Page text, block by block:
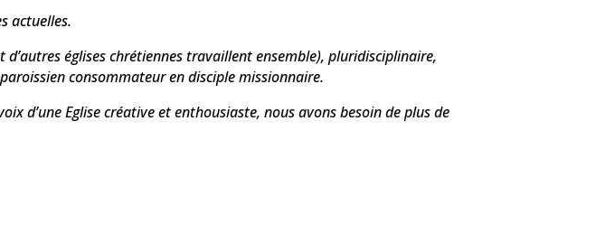
actuelles.
églises chrétiennes travaillent ensemble), pluridisciplinaire,
consommateur en disciple missionnaire.
d’une Eglise créative et enthousiaste, nous avons besoin de plus de